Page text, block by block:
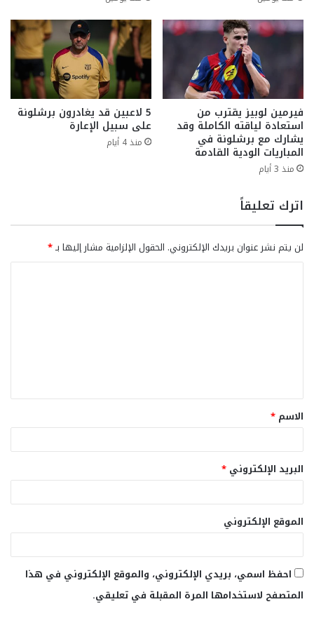
فيرمين لوبيز يقترب من
استعادة لياقته الكاملة وقد
يشارك مع برشلونة في
المباريات الودية القادمة
منذ 3 أيام
5 لاعبين قد يغادرون برشلونة
على سبيل الإعارة
منذ 4 أيام
اترك تعليقاً
لن يتم نشر عنوان بريدك الإلكتروني. الحقول الإلزامية مشار إليها بـ*
ق
*
الاسم *
البريد الإلكتروني *
الموقع الإلكتروني
احفظ اسمي، بريدي الإلكتروني، والموقع الإلكتروني في هذا
المتصفح لاستخدامها المرة المقبلة في تعليقي.